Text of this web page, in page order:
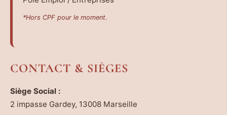
*Hors CPF pour le moment.
CONTACT & SIÈGES
Siège Social :
2 impasse Gardey, 13008 Marseille